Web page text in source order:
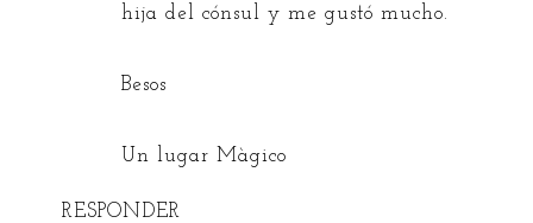
hija del cónsul y me gustó mucho.
Besos
Un lugar Màgico
RESPONDER